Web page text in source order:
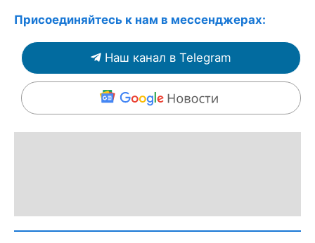
Присоединяйтесь к нам в мессенджерах:
Наш канал в Telegram